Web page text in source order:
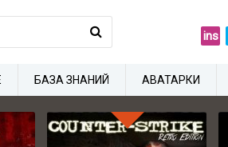
ins
БАЗА ЗНАНИЙ АВАТАРКИ